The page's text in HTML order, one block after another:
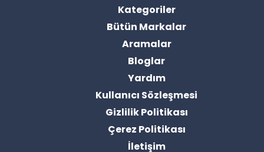
Kategoriler
Bütün Markalar
Aramalar
Bloglar
Yardım
Kullanıcı Sözleşmesi
Gizlilik Politikası
Çerez Politikası
İletişim